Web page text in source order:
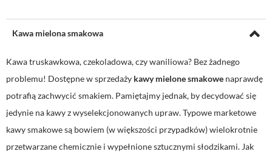
Kawa mielona smakowa
Kawa truskawkowa, czekoladowa, czy waniliowa? Bez żadnego
problemu! Dostępne w sprzedaży kawy mielone smakowe naprawdę
potrafią zachwycić smakiem. Pamiętajmy jednak, by decydować się
jedynie na kawy z wyselekcjonowanych upraw. Typowe marketowe
kawy smakowe są bowiem (w większości przypadków) wielokrotnie
przetwarzane chemicznie i wypełnione sztucznymi słodzikami. Jak